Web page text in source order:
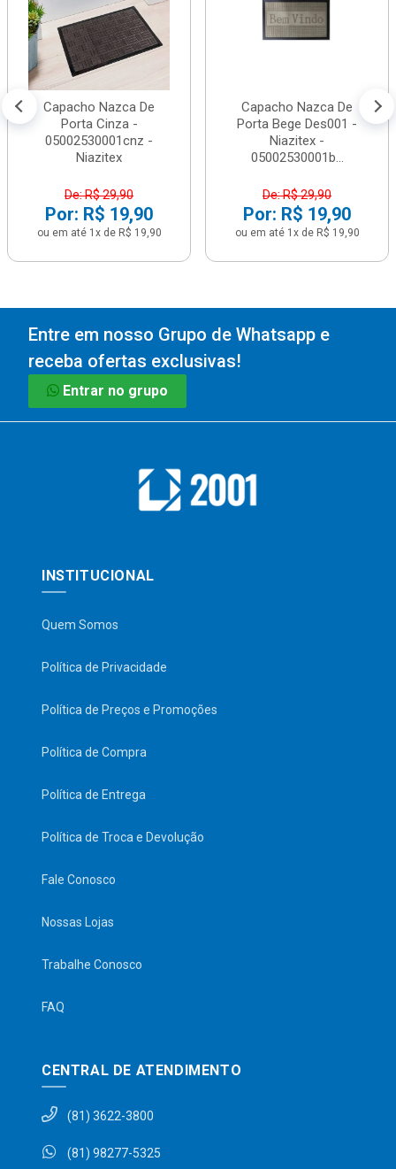
Capacho Nazca De
Porta Cinza -
05002530001cnz -
Niazitex
De: R$ 29,90
Por: R$ 19,90
ou em até 1x de R$ 19,90
Capacho Nazca De
Porta Bege Des001 -
Niazitex -
05002530001b...
De: R$ 29,90
Por: R$ 19,90
ou em até 1x de R$ 19,90
Entre em nosso Grupo de Whatsapp e
receba ofertas exclusivas!
Entrar no grupo
INSTITUCIONAL
Quem Somos
Política de Privacidade
Política de Preços e Promoções
Política de Compra
Política de Entrega
Política de Troca e Devolução
Fale Conosco
Nossas Lojas
Trabalhe Conosco
FAQ
CENTRAL DE ATENDIMENTO
(81) 3622-3800
(81) 98277-5325